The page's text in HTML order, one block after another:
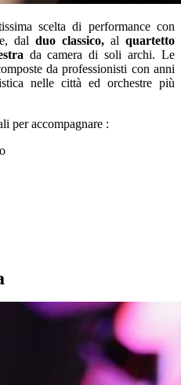
scelta di performance con
dal duo classico, al quartetto
da camera di soli archi. Le
da professionisti con anni
nelle città ed orchestre più
per accompagnare :